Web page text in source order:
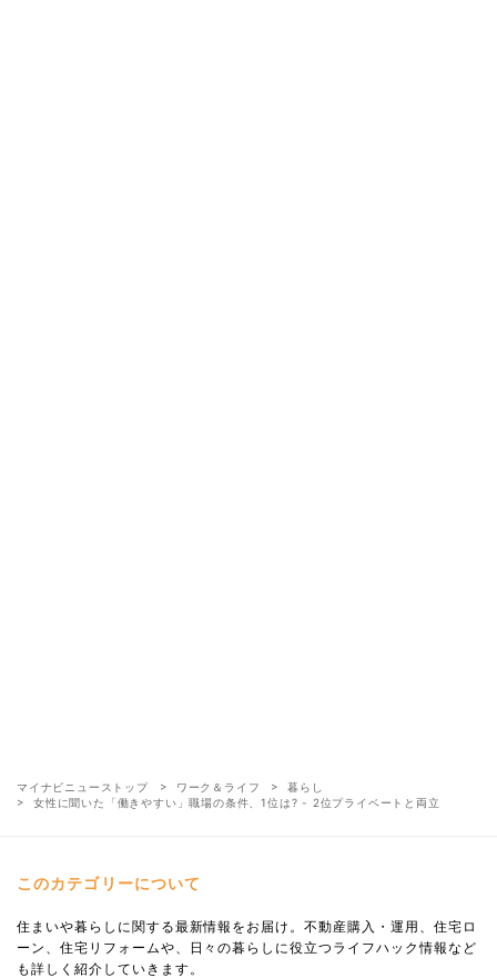
マイナビニューストップ ワーク＆ライフ
暮らし
女性に聞いた「働きやすい」職場の条件、1位は? - 2位プライベートと両立
このカテゴリーについて
住まいや暮らしに関する最新情報をお届け。不動産購入・運用、住宅ロ
ーン、住宅リフォームや、日々の暮らしに役立つライフハック情報など
も詳しく紹介していきます。